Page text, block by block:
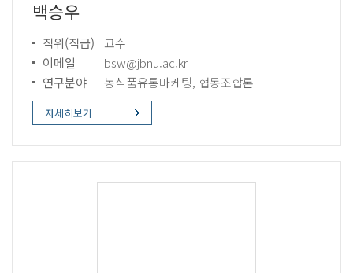
백승우
직위(직급)
교수
이메일
bsw@jbnu.ac.kr
연구분야
농식품유통마케팅, 협동조합론
자세히보기